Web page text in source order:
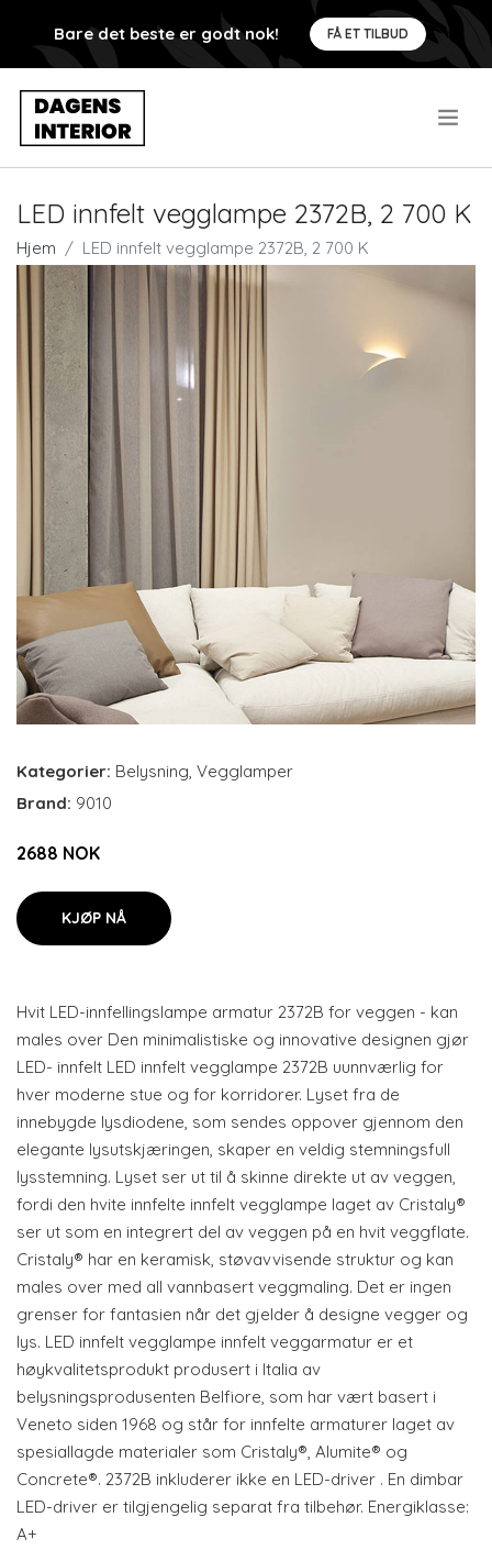
Bare det beste er godt nok! FÅ ET TILBUD
LED innfelt vegglampe 2372B, 2 700 K
Hjem LED innfelt vegglampe 2372B, 2 700 K
Kategorier: Belysning, Vegglamper
Brand: 9010
2688 NOK
KJØP NÅ
Hvit LED-innfellingslampe armatur 2372B for veggen - kan
males over Den minimalistiske og innovative designen gjør
LED- innfelt LED innfelt vegglampe 2372B uunnværlig for
hver moderne stue og for korridorer. Lyset fra de
innebygde lysdiodene, som sendes oppover gjennom den
elegante lysutskjæringen, skaper en veldig stemningsfull
lysstemning. Lyset ser ut til å skinne direkte ut av veggen,
fordi den hvite innfelte innfelt vegglampe laget av Cristaly®
ser ut som en integrert del av veggen på en hvit veggflate.
Cristaly® har en keramisk, støvavvisende struktur og kan
males over med all vannbasert veggmaling. Det er ingen
grenser for fantasien når det gjelder å designe vegger og
lys. LED innfelt vegglampe innfelt veggarmatur er et
høykvalitetsprodukt produsert i Italia av
belysningsprodusenten Belfiore, som har vært basert i
Veneto siden 1968 og står for innfelte armaturer laget av
spesiallagde materialer som Cristaly®, Alumite® og
Concrete®. 2372B inkluderer ikke en LED-driver . En dimbar
LED-driver er tilgjengelig separat fra tilbehør. Energiklasse:
A+